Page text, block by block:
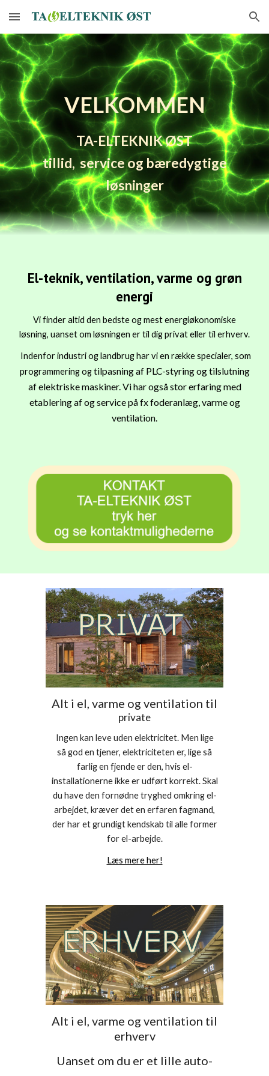
Skip to main content Skip to navigation
VELKOMMEN
TA-ELTEKNIK ØST
tillid, service og bæredygtige
løsninger
El-teknik, ventilation, varme og grøn
energi
Vi finder altid den bedste og mest energiøkonomiske
løsning, uanset om løsningen er til dig privatellertil erhverv.
Indenfor industri og landbrug har vi en række specialer, som
programmering ogtilpasning af PLC-styring og tilslutning
af elektriske maskiner.Vi har også stor erfaring med
etablering afog service på fx foderanlæg, varme og
ventilation.
Alt i el, varme og ventilation til
private
Ingen kan leve uden elektricitet. Men lige
så god en tjener, elektriciteten er, lige så
farlig en fjende er den, hvis el-
installationerne ikke er udført korrekt. Skal
du have den fornødne tryghed omkring el-
arbejdet, kræver det en erfaren fagmand,
der har et grundigt kendskab til alle former
forel-arbejde.
Læs mere her!
Alt i el, varme og ventilation til
erhverv
Uanset om du er et lille auto-